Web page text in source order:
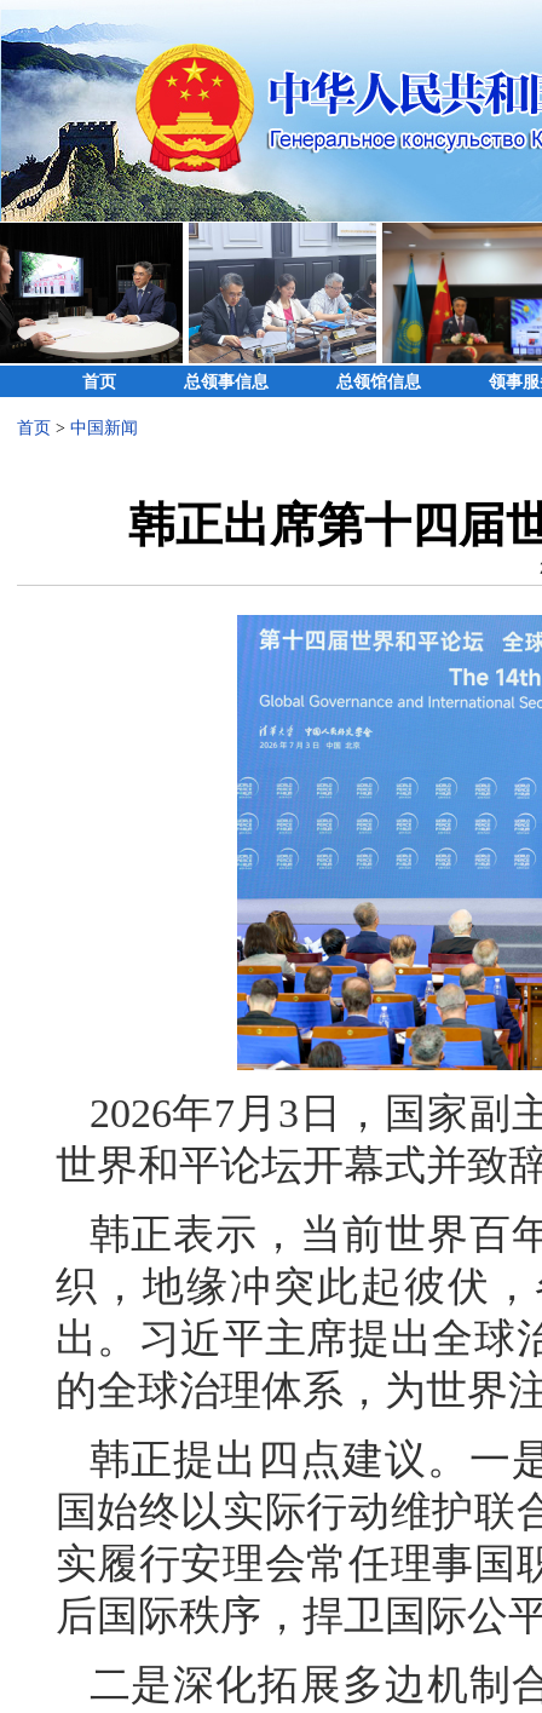
首页 总领事信息 总领馆信息 领事
首页 > 中国新闻
韩正出席第十四届
2026年7月3日，国家副
世界和平论坛开幕式并致
韩正表示，当前世界百
织，地缘冲突此起彼伏
出。习近平主席提出全球
的全球治理体系，为世界
韩正提出四点建议。一
国始终以实际行动维护联
实履行安理会常任理事国
后国际秩序，捍卫国际公
二是深化拓展多边机制